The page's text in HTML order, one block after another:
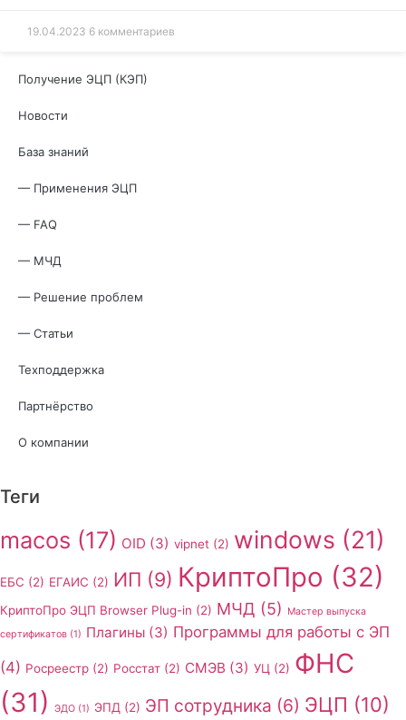
19.04.2023 6 комментариев
Получение ЭЦП (КЭП)
Новости
База знаний
— Применения ЭЦП
— FAQ
— МЧД
— Решение проблем
— Статьи
Техподдержка
Партнёрство
О компании
Теги
macos (17) OID (3) vipnet (2) windows (21)
ЕБС (2) ЕГАИС (2) ИП (9) КриптоПро (32)
КриптоПро ЭЦП Browser Plug-in (2) МЧД (5)
Мастер выпуска
сертификатов (1) Плагины (3) Программы для работы с ЭП
(4) Росреестр (2) Росстат (2) СМЭВ (3) УЦ (2) ФНС
(31)
ЭДО (1) ЭПД (2) ЭП сотрудника (6) ЭЦП (10)